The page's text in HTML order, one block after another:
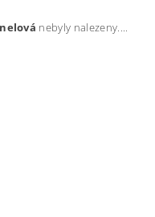
nebyly nalezeny....